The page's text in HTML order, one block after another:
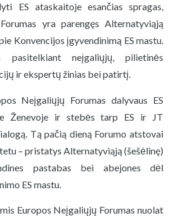
ES ataskaitoje esančias spragas,
yra parengęs Alternatyviąją
Konvencijos įgyvendinimą ES mastu.
pasitelkiant neįgaliųjų, pilietinės
ir ekspertų žinias bei patirtį.
Neįgaliųjų Forumas dalyvaus ES
Ženevoje ir stebės tarp ES ir JT
Tą pačią dieną Forumo atstovai
– pristatys Alternatyviąją (šešėlinę)
pastabas bei abejones dėl
ES mastu.
Europos Neįgaliųjų Forumas nuolat